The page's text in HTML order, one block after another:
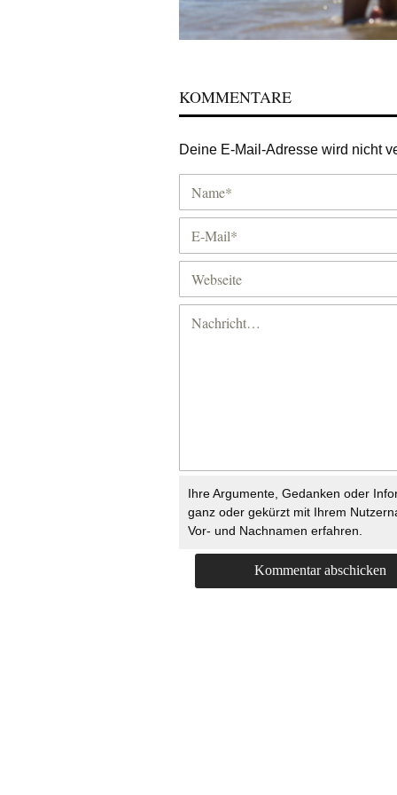
KOMMENTARE
Deine E-Mail-Adresse wird nicht
Ihre Argumente, Gedanken oder
ganz oder gekürzt mit Ihrem
Vor- und Nachnamen erfahren.